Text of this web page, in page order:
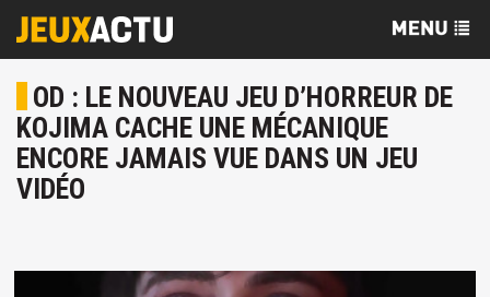
OD : LE NOUVEAU JEU D’HORREUR DE
KOJIMA CACHE UNE MÉCANIQUE
ENCORE JAMAIS VUE DANS UN JEU
VIDÉO